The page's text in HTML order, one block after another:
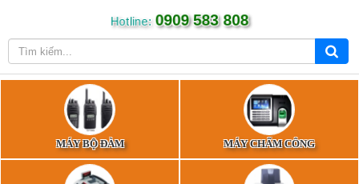
Hotline:0909 583 808
MÁY BỘ ĐÀM MÁY CHẤM CÔNG